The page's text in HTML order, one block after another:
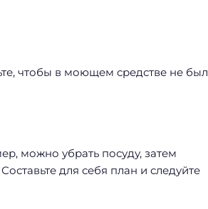
чтобы в моющем средстве не
можно убрать посуду, затем
для себя план и следуйте